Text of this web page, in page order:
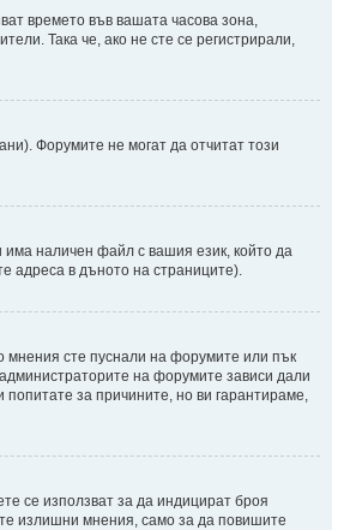
времето във вашата часова зона,
Така че, ако не сте се регистрирали,
Форумите не могат да отчитат този
наличен файл с вашия език, който да
адреса в дъното на страниците).
мнения сте пуснали на форумите или пък
на форумите зависи дали
за причините, но ви гарантираме,
се използват за да индицират броя
излишни мнения, само за да повишите